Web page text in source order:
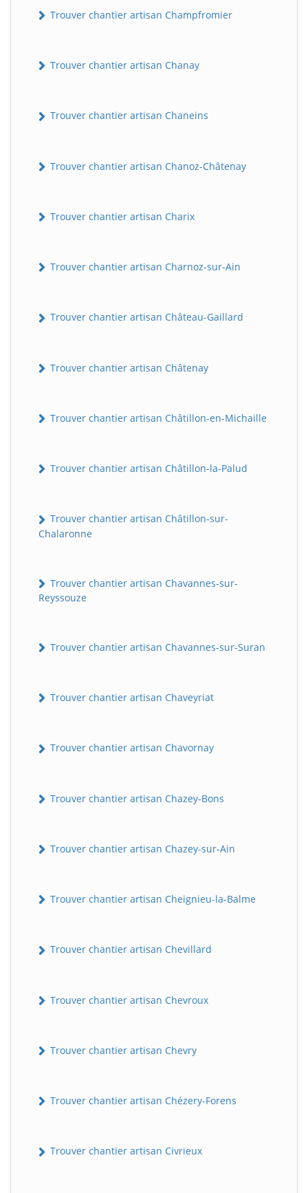
Trouver chantier artisan Champfromier
Trouver chantier artisan Chanay
Trouver chantier artisan Chaneins
Trouver chantier artisan Chanoz-Châtenay
Trouver chantier artisan Charix
Trouver chantier artisan Charnoz-sur-Ain
Trouver chantier artisan Château-Gaillard
Trouver chantier artisan Châtenay
Trouver chantier artisan Châtillon-en-Michaille
Trouver chantier artisan Châtillon-la-Palud
Trouver chantier artisan Châtillon-sur-
Chalaronne
Trouver chantier artisan Chavannes-sur-
Reyssouze
Trouver chantier artisan Chavannes-sur-Suran
Trouver chantier artisan Chaveyriat
Trouver chantier artisan Chavornay
Trouver chantier artisan Chazey-Bons
Trouver chantier artisan Chazey-sur-Ain
Trouver chantier artisan Cheignieu-la-Balme
Trouver chantier artisan Chevillard
Trouver chantier artisan Chevroux
Trouver chantier artisan Chevry
Trouver chantier artisan Chézery-Forens
Trouver chantier artisan Civrieux
B BatiWebPro